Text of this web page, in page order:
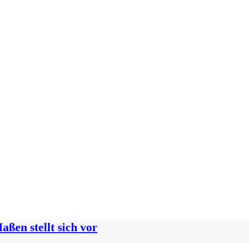
stellt sich vor